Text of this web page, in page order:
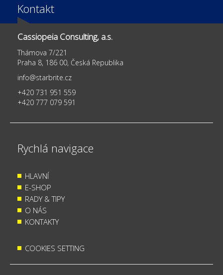
Kontakt
Cassiopeia Consulting, a.s.
Thámova 7/221
Praha 8, 186 00, Česká Republika
info@starbrite.cz
+420 731 951 559
+420 777 079 591
Rychlá navigace
HLAVNÍ
E-SHOP
RADY & TIPY
O NÁS
KONTAKTY
COOKIES SETTING